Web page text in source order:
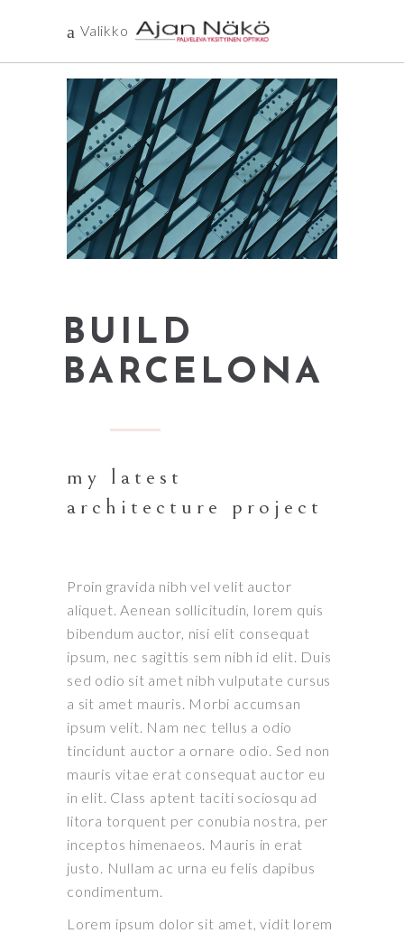
Valikko
BUILD
BARCELONA
my latest
architecture project
Proin gravida nibh vel velit auctor
aliquet. Aenean sollicitudin, lorem quis
bibendum auctor, nisi elit consequat
ipsum, nec sagittis sem nibh id elit. Duis
sed odio sit amet nibh vulputate cursus
a sit amet mauris. Morbi accumsan
ipsum velit. Nam nec tellus a odio
tincidunt auctor a ornare odio. Sed non
mauris vitae erat consequat auctor eu
in elit. Class aptent taciti sociosqu ad
litora torquent per conubia nostra, per
inceptos himenaeos. Mauris in erat
justo. Nullam ac urna eu felis dapibus
condimentum.
Lorem ipsum dolor sit amet, vidit lorem